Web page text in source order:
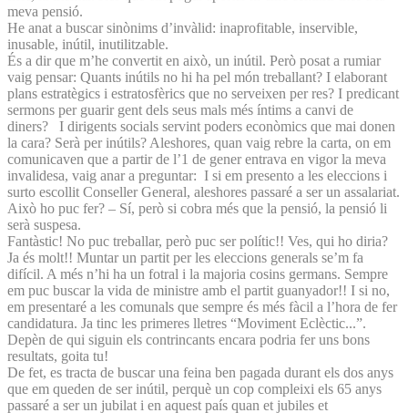
meva pensió.
He anat a buscar sinònims d’invàlid: inaprofitable, inservible,
inusable, inútil, inutilitzable.
És a dir que m’he convertit en això, un inútil. Però posat a rumiar
vaig pensar: Quants inútils no hi ha pel món treballant? I elaborant
plans estratègics i estratosfèrics que no serveixen per res? I predicant
sermons per guarir gent dels seus mals més íntims a canvi de
diners? I dirigents socials servint poders econòmics que mai donen
la cara? Serà per inútils? Aleshores, quan vaig rebre la carta, on em
comunicaven que a partir de l’1 de gener entrava en vigor la meva
invalidesa, vaig anar a preguntar: I si em presento a les eleccions i
surto escollit Conseller General, aleshores passaré a ser un assalariat.
Això ho puc fer? – Sí, però si cobra més que la pensió, la pensió li
serà suspesa.
Fantàstic! No puc treballar, però puc ser polític!! Ves, qui ho diria?
Ja és molt!! Muntar un partit per les eleccions generals se’m fa
difícil. A més n’hi ha un fotral i la majoria cosins germans. Sempre
em puc buscar la vida de ministre amb el partit guanyador!! I si no,
em presentaré a les comunals que sempre és més fàcil a l’hora de fer
candidatura. Ja tinc les primeres lletres “Moviment Eclèctic...”.
Depèn de qui siguin els contrincants encara podria fer uns bons
resultats, goita tu!
De fet, es tracta de buscar una feina ben pagada durant els dos anys
que em queden de ser inútil, perquè un cop compleixi els 65 anys
passaré a ser un jubilat i en aquest país quan et jubiles et